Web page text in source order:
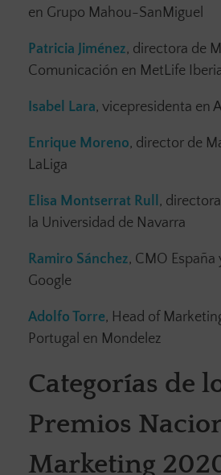
en Grupo Mahou-SanMiguel
Patricia Jiménez, directora de
Comunicación en MetLife
Isabel Lara, vicepresidenta en
Enrique Moreno, director de
LaLiga
Elisa Montserrat Rull ,
la Universidad de Navarra
Ramiro Sánchez, CMO España
Google
Adolfo Torre, Head of
Portugal en Mondelez
Categorías de
Premios
Marketing